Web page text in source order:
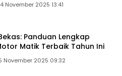
November 2025 13:41
Panduan Lengkap
Matik Terbaik Tahun Ini
November 2025 09:32